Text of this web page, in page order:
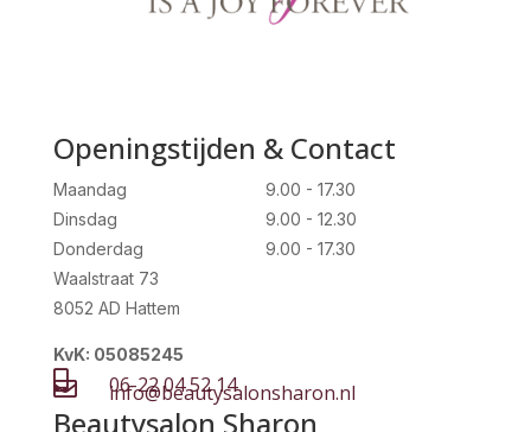
Openingstijden & Contact
Maandag
Dinsdag
Donderdag
9.00 - 17.30
9.00 - 12.30
9.00 - 17.30
Waalstraat 73
8052 AD Hattem
KvK: 05085245
 06-22 04 52 14
 info@beautysalonsharon.nl
Beautysalon Sharon